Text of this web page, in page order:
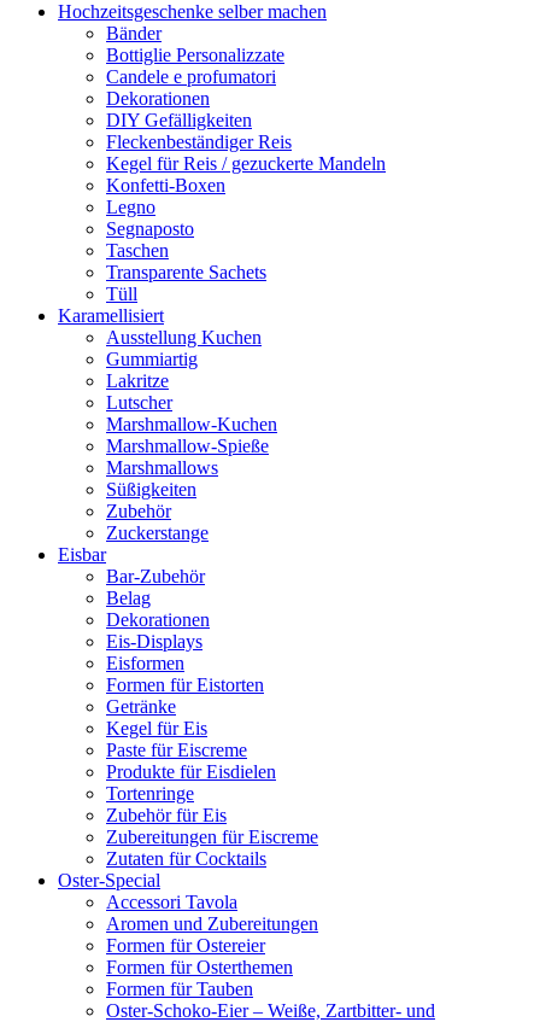
Hochzeitsgeschenke selber machen
Bänder
Bottiglie Personalizzate
Candele e profumatori
Dekorationen
DIY Gefälligkeiten
Fleckenbeständiger Reis
Kegel für Reis / gezuckerte Mandeln
Konfetti-Boxen
Legno
Segnaposto
Taschen
Transparente Sachets
Tüll
Karamellisiert
Ausstellung Kuchen
Gummiartig
Lakritze
Lutscher
Marshmallow-Kuchen
Marshmallow-Spieße
Marshmallows
Süßigkeiten
Zubehör
Zuckerstange
Eisbar
Bar-Zubehör
Belag
Dekorationen
Eis-Displays
Eisformen
Formen für Eistorten
Getränke
Kegel für Eis
Paste für Eiscreme
Produkte für Eisdielen
Tortenringe
Zubehör für Eis
Zubereitungen für Eiscreme
Zutaten für Cocktails
Oster-Special
Accessori Tavola
Aromen und Zubereitungen
Formen für Ostereier
Formen für Osterthemen
Formen für Tauben
Oster-Schoko-Eier – Weiße, Zartbitter- und